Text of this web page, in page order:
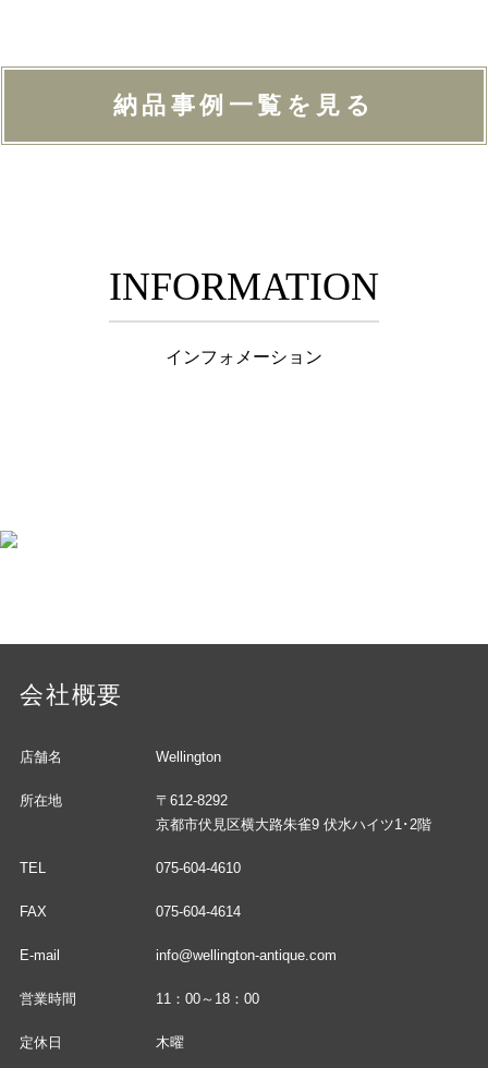
納品事例一覧を見る
INFORMATION
インフォメーション
会社概要
店舗名 Wellington
所在地
〒612-8292
京都市伏見区横大路朱雀9 伏水ハイツ1･2階
TEL 075-604-4610
FAX 075-604-4614
E-mail info@wellington-antique.com
営業時間 11：00～18：00
定休日 木曜